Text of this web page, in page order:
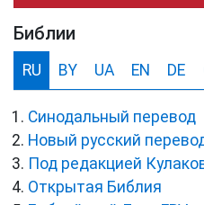
Библии
RU BY UA EN DE
Синодальный перевод
Новый русский
Под редакцией
Открытая Библия